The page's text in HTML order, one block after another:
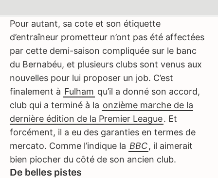
Pour autant, sa cote et son étiquette
d’entraîneur prometteur n’ont pas été affectées
par cette demi-saison compliquée sur le banc
du Bernabéu, et plusieurs clubs sont venus aux
nouvelles pour lui proposer un job. C’est
finalement à Fulham qu’il a donné son accord,
club qui a terminé à la onzième marche de la
dernière édition de la Premier League. Et
forcément, il a eu des garanties en termes de
mercato. Comme l’indique la BBC, il aimerait
bien piocher du côté de son ancien club.
De belles pistes